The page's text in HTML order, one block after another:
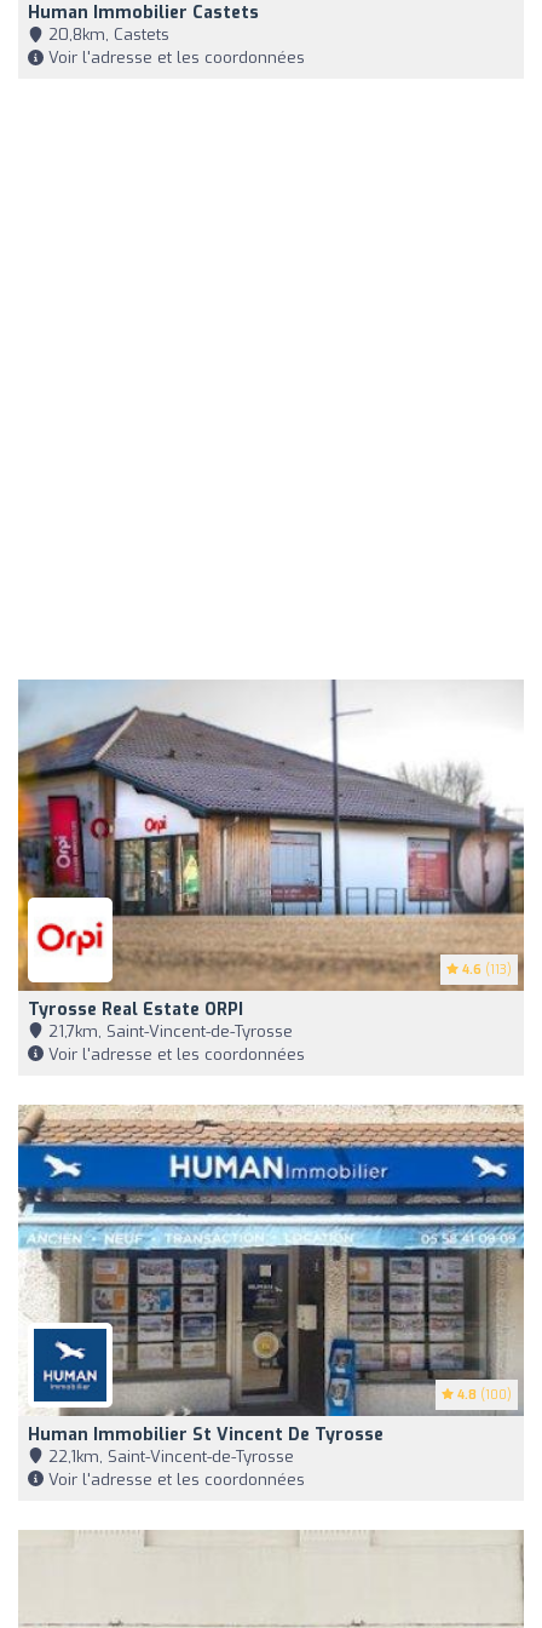
Human Immobilier Castets
20,8km, Castets
Voir l'adresse et les coordonnées
4.6 (113)
Tyrosse Real Estate ORPI
21,7km, Saint-Vincent-de-Tyrosse
Voir l'adresse et les coordonnées
4.8 (100)
Human Immobilier St Vincent De Tyrosse
22,1km, Saint-Vincent-de-Tyrosse
Voir l'adresse et les coordonnées